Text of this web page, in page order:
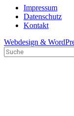
Impressum
Datenschutz
Kontakt
Webdesign &